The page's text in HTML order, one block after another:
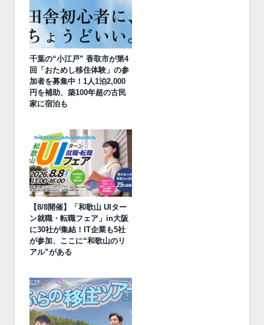
千葉の“小江戸” 香取市が第4
回「おためし移住体験」の参
加者を募集中！1人1泊2,000
円を補助、築100年超の古民
家に宿泊も
【8/8開催】「和歌山 UIター
ン就職・転職フェア」in大阪
に30社が集結！IT企業も5社
が参加、ここに“和歌山のリ
アル”がある